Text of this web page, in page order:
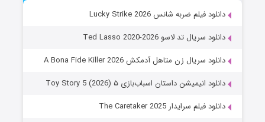
دانلود فیلم ضربه شانس Lucky Strike 2026
دانلود سریال تد لاسو Ted Lasso 2020-2026
دانلود سریال زن متاهل آدمکش A Bona Fide Killer 2026
دانلود انیمیشن داستان اسباب‌بازی ۵ Toy Story 5 (2026)
دانلود فیلم سرایدار The Caretaker 2025